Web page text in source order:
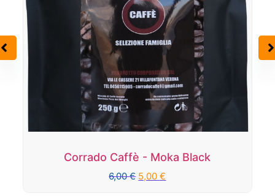
Corrado Caffè - Moka White
6,00€ 5,00